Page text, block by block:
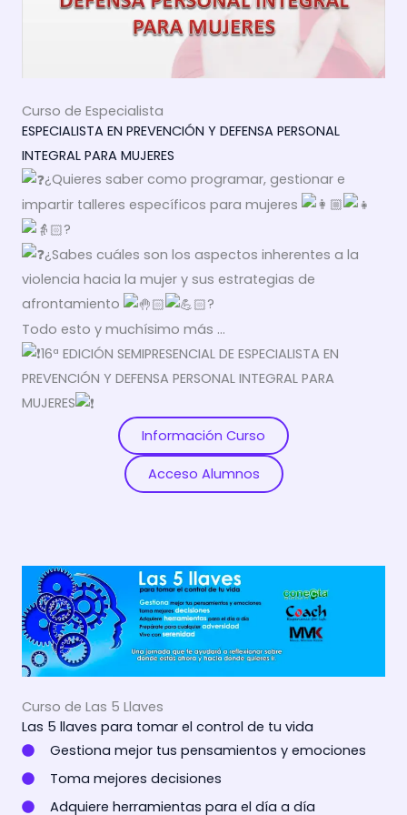
Curso de Especialista
ESPECIALISTA EN PREVENCIÓN Y DEFENSA PERSONAL
INTEGRAL PARA MUJERES
¿Quieres saber como programar, gestionar e
impartir talleres específicos para mujeres
?
¿Sabes cuáles son los aspectos inherentes a la
violencia hacia la mujer y sus estrategias de
afrontamiento
?
Todo esto y muchísimo más …
16ª EDICIÓN SEMIPRESENCIAL DE ESPECIALISTA EN
PREVENCIÓN Y DEFENSA PERSONAL INTEGRAL PARA
MUJERES
Información Curso
Acceso Alumnos
Curso de Las 5 Llaves
Las 5 llaves para tomar el control de tu vida
Gestiona mejor tus pensamientos y emociones
Toma mejores decisiones
Adquiere herramientas para el día a día